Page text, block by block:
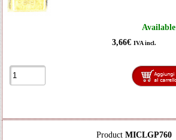
Available
3,66€ IVA incl.
Product MICLGP760